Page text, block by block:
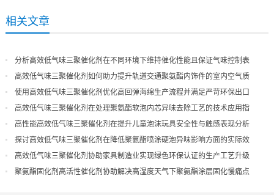
相关文章
分析高效低气味三聚催化剂在不同环境下维持催化性能且保证气味控制表
现
高效低气味三聚催化剂如何助力提升轨道交通聚氨酯内饰件的室内空气质
量
使用高效低气味三聚催化剂优化高回弹海绵生产流程并满足严苛环保出口
高效低气味三聚催化剂在处理聚氨酯软泡内芯异味去除工艺的技术应用指
导
高性能高效低气味三聚催化剂在提升儿童泡沫玩具安全性与触感表现分析
探讨高效低气味三聚催化剂在降低聚氨酯喷涂硬泡异味影响方面的实际效
果
高效低气味三聚催化剂协助家具制造业实现绿色环保认证的生产工艺升级
聚氨酯固化剂高活性催化剂协助解决高湿度天气下聚氨酯涂层固化慢痛点